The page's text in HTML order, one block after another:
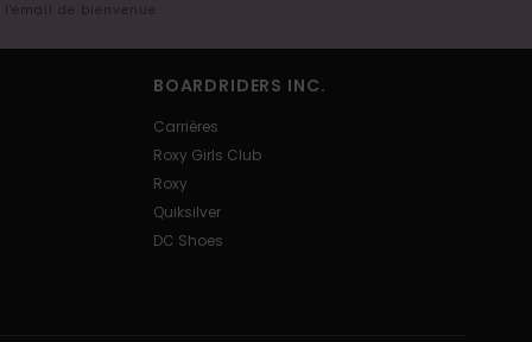
de bienvenue
BOARDRIDERS INC.
Carrières
Roxy Girls Club
Roxy
Quiksilver
DC Shoes